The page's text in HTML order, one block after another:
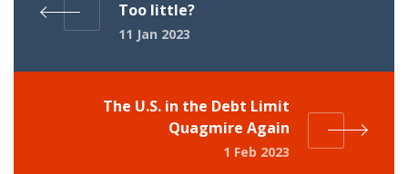
Too little?
11 Jan 2023
The U.S. in the Debt Limit
Quagmire Again
1 Feb 2023